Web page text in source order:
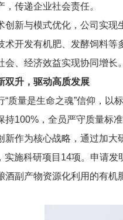
，传递企业社会责任。
创新与模式优化，公司实现
术开发有机肥、发酵饲料
会、经济效益实现协同增长。
双升，驱动高质发展
“质量是生命之魂”信仰， 以
持100%，全员严守质量标
新作为核心战略，通过加大
实施科研项目14项。申请
酒副产物资源化利用的有机